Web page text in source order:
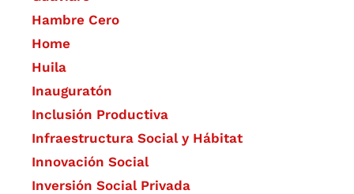
Hambre Cero
Home
Huila
Inauguratón
Inclusión Productiva
Infraestructura Social y Hábitat
​Innovación Social
Inversión Social Privada